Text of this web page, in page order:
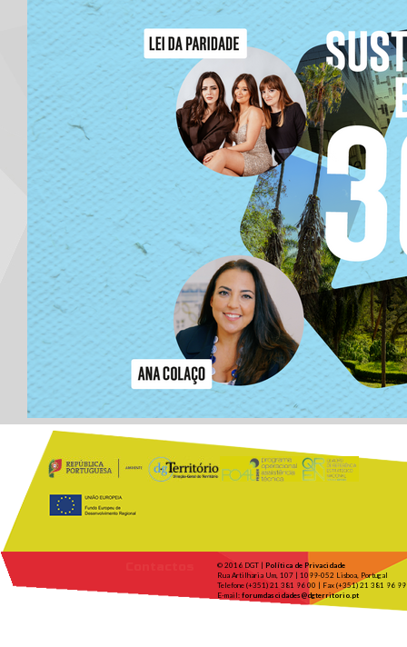
© 2016 DGT | Política de Privacidade
Rua Artilharia Um, 107 | 1099-052 Lisboa, Portugal
Telefone (+351) 21 381 96 00 | Fax (+351) 21 381 96 99
E-mail: forumdascidades@dgterritorio.pt